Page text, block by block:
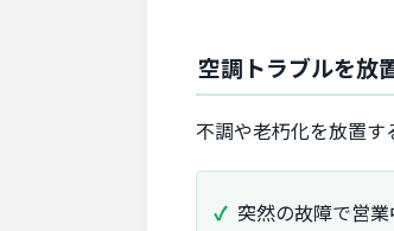
空調トラブルを放
不調や老朽化を放置す
突然の故障で営